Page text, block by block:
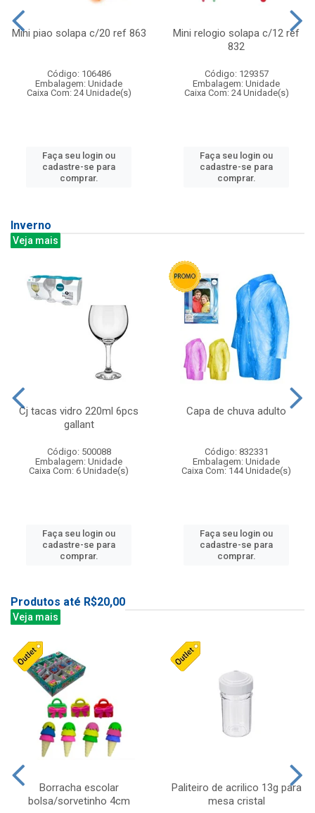
Mini piao solapa c/20 ref 863
Código: 106486
Embalagem: Unidade
Caixa Com: 24 Unidade(s)
Faça seu login ou
cadastre-se para
comprar.
Mini relogio solapa c/12 ref
832
Código: 129357
Embalagem: Unidade
Caixa Com: 24 Unidade(s)
Faça seu login ou
cadastre-se para
comprar.
Inverno
Veja mais
Cj tacas vidro 220ml 6pcs
gallant
Código: 500088
Embalagem: Unidade
Caixa Com: 6 Unidade(s)
Faça seu login ou
cadastre-se para
comprar.
Capa de chuva adulto
Código: 832331
Embalagem: Unidade
Caixa Com: 144 Unidade(s)
Faça seu login ou
cadastre-se para
comprar.
Produtos até R$20,00
Veja mais
Borracha escolar
bolsa/sorvetinho 4cm
Paliteiro de acrilico 13g para
mesa cristal